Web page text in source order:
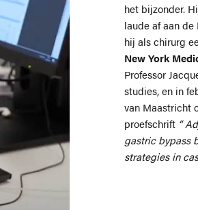
het bijzonder.
laude af aan de
hij als chirurg
New York
Professor
studies, en in
van Maastricht
proefschrift “
gastric bypass
strategies in